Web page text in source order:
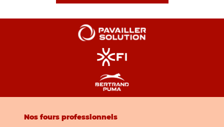
Nos fours professionnels